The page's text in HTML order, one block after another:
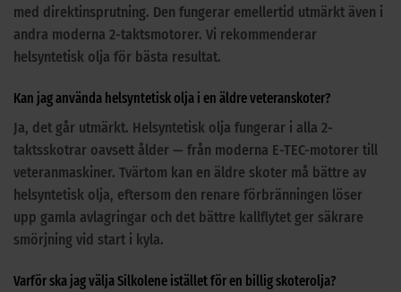
med direktinsprutning. Den fungerar emellertid utmärkt även i
andra moderna 2-taktsmotorer. Vi rekommenderar
helsyntetisk olja för bästa resultat.
Kan jag använda helsyntetisk olja i en äldre veteranskoter?
Ja, det går utmärkt. Helsyntetisk olja fungerar i alla 2-
taktsskotrar oavsett ålder — från moderna E-TEC-motorer till
veteranmaskiner. Tvärtom kan en äldre skoter må bättre av
helsyntetisk olja, eftersom den renare förbränningen löser
upp gamla avlagringar och det bättre kallflytet ger säkrare
smörjning vid start i kyla.
Varför ska jag välja Silkolene istället för en billig skoterolja?